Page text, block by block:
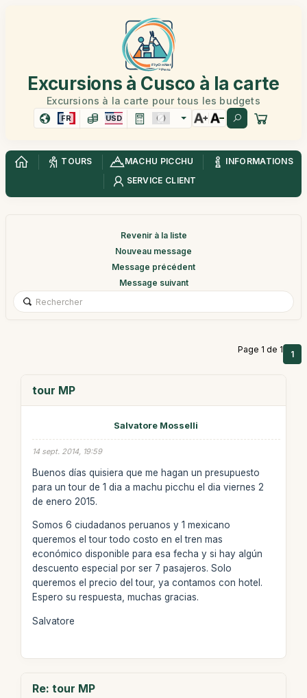
Excursions à Cusco à la carte
Excursions à la carte pour tous les budgets
FR USD
TOURS MACHU PICCHU
INFORMATIONS
SERVICE CLIENT
Revenir à la liste
Nouveau message
Message précédent
Message suivant
Page 1 de 1 1
tour MP
Salvatore Mosselli
14 sept. 2014, 19:59
Buenos días quisiera que me hagan un presupuesto
para un tour de 1 dia a machu picchu el dia viernes 2
de enero 2015.
Somos 6 ciudadanos peruanos y 1 mexicano
queremos el tour todo costo en el tren mas
económico disponible para esa fecha y si hay algún
descuento especial por ser 7 pasajeros. Solo
queremos el precio del tour, ya contamos con hotel.
Espero su respuesta, muchas gracias.
Salvatore
Re: tour MP